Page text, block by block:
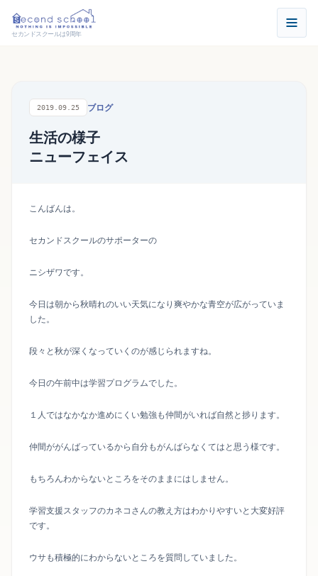
セカンドスクールは9周年
2019.09.25 ブログ
生活の様子
ニューフェイス
こんばんは。
セカンドスクールのサポーターの
ニシザワです。
今日は朝から秋晴れのいい天気になり爽やかな青空が広がっていま
した。
段々と秋が深くなっていくのが感じられますね。
今日の午前中は学習プログラムでした。
１人ではなかなか進めにくい勉強も仲間がいれば自然と捗ります。
仲間ががんばっているから自分もがんばらなくてはと思う様です。
もちろんわからないところをそのままにはしません。
学習支援スタッフのカネコさんの教え方はわかりやすいと大変好評
です。
ウサも積極的にわからないところを質問していました。